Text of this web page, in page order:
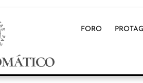
FORO